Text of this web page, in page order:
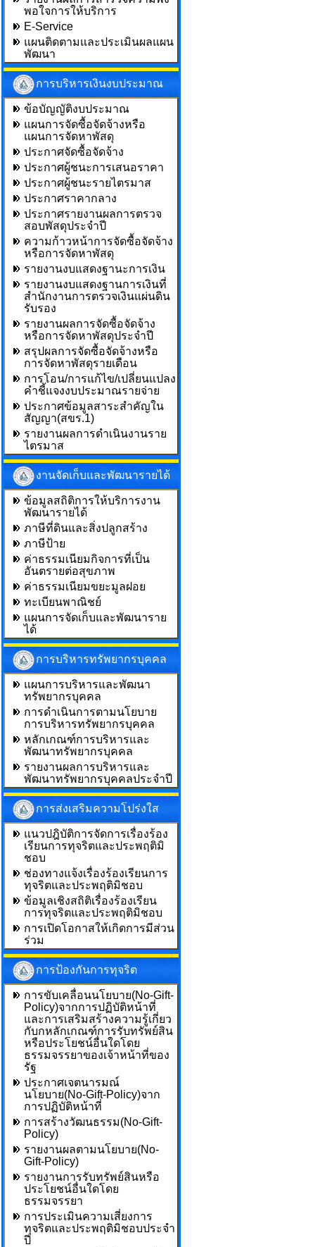
พอใจการให้บริการ
E-Service
แผนติดตามและประเมินผลแผน
พัฒนา
การบริหารเงินงบประมาณ
ข้อบัญญัติงบประมาณ
แผนการจัดซื้อจัดจ้างหรือ
แผนการจัดหาพัสดุ
ประกาศจัดซื้อจัดจ้าง
ประกาศผู้ชนะการเสนอราคา
ประกาศผู้ชนะรายไตรมาส
ประกาศราคากลาง
ประกาศรายงานผลการตรวจ
สอบพัสดุประจำปี
ความก้าวหน้าการจัดซื้อจัดจ้าง
หรือการจัดหาพัสดุ
รายงานงบแสดงฐานะการเงิน
รายงานงบแสดงฐานการเงินที่
สำนักงานการตรวจเงินแผ่นดิน
รับรอง
รายงานผลการจัดซื้อจัดจ้าง
หรือการจัดหาพัสดุประจำปี
สรุปผลการจัดซื้อจัดจ้างหรือ
การจัดหาพัสดุรายเดือน
การโอน/การแก้ไข/เปลี่ยนแปลง
คำชี้แจงงบประมาณรายจ่าย
ประกาศข้อมูลสาระสำคัญใน
สัญญา(สขร.1)
รายงานผลการดำเนินงานราย
ไตรมาส
งานจัดเก็บและพัฒนารายได้
ข้อมูลสถิติการให้บริการงาน
พัฒนารายได้
ภาษีที่ดินและสิ่งปลูกสร้าง
ภาษีป้าย
ค่าธรรมเนียมกิจการที่เป็น
อันตรายต่อสุขภาพ
ค่าธรรมเนียมขยะมูลฝอย
ทะเบียนพาณิชย์
แผนการจัดเก็บและพัฒนาราย
ได้
การบริหารทรัพยากรบุคคล
แผนการบริหารและพัฒนา
ทรัพยากรบุคคล
การดำเนินการตามนโยบาย
การบริหารทรัพยากรบุคคล
หลักเกณฑ์การบริหารและ
พัฒนาทรัพยากรบุคคล
รายงานผลการบริหารและ
พัฒนาทรัพยากรบุคคลประจำปี
การส่งเสริมความโปร่งใส
แนวปฎิบัติการจัดการเรื่องร้อง
เรียนการทุจริตและประพฤติมิ
ชอบ
ช่องทางแจ้งเรื่องร้องเรียนการ
ทุจริตและประพฤติมิชอบ
ข้อมูลเชิงสถิติเรื่องร้องเรียน
การทุจริตและประพฤติมิชอบ
การเปิดโอกาสให้เกิดการมีส่วน
ร่วม
การป้องกันการทุจริต
การขับเคลื่อนนโยบาย(No-Gift-
Policy)จากการปฏิบัติหน้าที่
และการเสริมสร้างความรู้เกี่ยว
กับกหลักเกณฑ์การรับทรัพย์สิน
หรือประโยชน์อื่นใดโดย
ธรรมจรรยาของเจ้าหน้าที่ของ
รัฐ
ประกาศเจตนารมณ์
นโยบาย(No-Gift-Policy)จาก
การปฏิบัติหน้าที่
การสร้างวัฒนธรรม(No-Gift-
Policy)
รายงานผลตามนโยบาย(No-
Gift-Policy)
รายงานการรับทรัพย์สินหรือ
ประโยชน์อื่นใดโดย
ธรรมจรรยา
การประเมินความเสี่ยงการ
ทุจริตและประพฤติมิชอบประจำ
ปี